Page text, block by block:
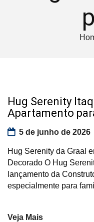
Hug Serenity
Apartamento
5 de junho de 2026
Hug Serenity da Graal
Decorado O Hug
lançamento da
especialmente para
Veja Mais